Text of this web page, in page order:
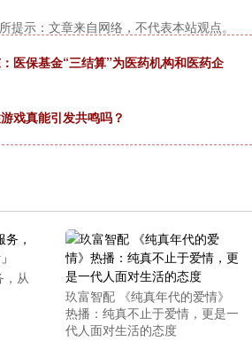
提示：文章来自网络，不代表本站观点。
医保基金“三结算”为医药机构和医药企
戏真能引发共鸣吗？
，从
玖富智配 《纯真年代的爱情》
热播：纯真不止于爱情，更是一
代人面对生活的态度